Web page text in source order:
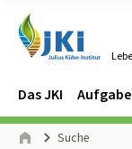
Navigation
Hauptmenü
Das JKI
Seitenpfad
Suche